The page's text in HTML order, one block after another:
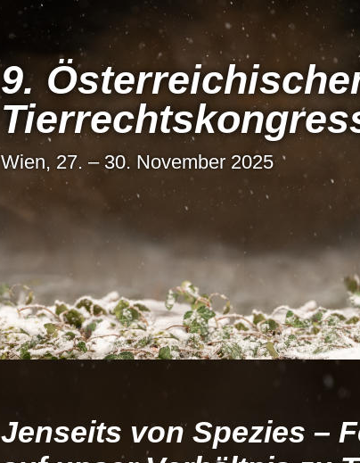
9.
Wien, 27. – 30. November 2025
Jenseits von Spezies –